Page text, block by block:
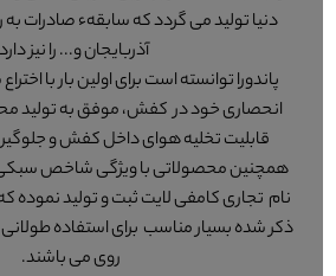
دنیا تولید می گردد که سابقهء صادرات به
آذربایجان و... را نیز دارد.
پاندورا توانسته است برای اولین بار با
انحصاری خود در کفش، موفق به تولید
قابلیت تخلیه هوای داخل کفش و
همچنین محصولاتی با ویژگی شاخص سبکی
نام تجاری کامفی لایت ثبت و تولید نموده
ذکر شده بسیار مناسب برای استفاده طولانی
روی می باشند.